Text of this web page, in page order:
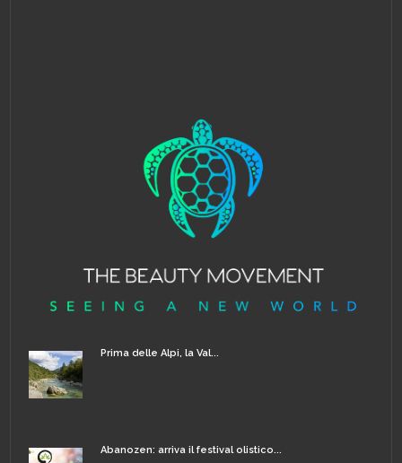
Prima delle Alpi, la Val...
Abanozen: arriva il festival olistico...